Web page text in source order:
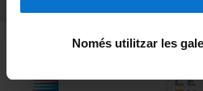
Només utilitzar les
Fundadora de la